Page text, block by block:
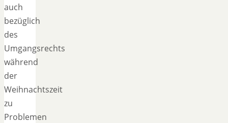
auch
bezüglich
des
Umgangsrechts
während
der
Weihnachtszeit
zu
Problemen